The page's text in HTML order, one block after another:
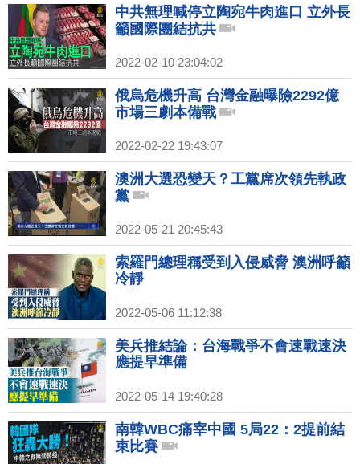
中共無理喊停立陶宛牛肉進口 立外長
籲國際團結抗共
2022-02-10 23:04:02
俄烏危機升高 台灣金融曝險2292億
市場三劇本備戰
2022-02-22 19:43:07
澳洲大選恐變天？工黨席次領先執政
黨
2022-05-21 20:45:43
索羅門總理稱受到入侵威脅 澳洲呼籲
冷靜
2022-05-06 11:12:38
美兵推結論：台海戰爭不會速戰速決
應提早準備
2022-05-14 19:40:28
南韓WBC痛宰中國 5局22：2提前結
束比賽